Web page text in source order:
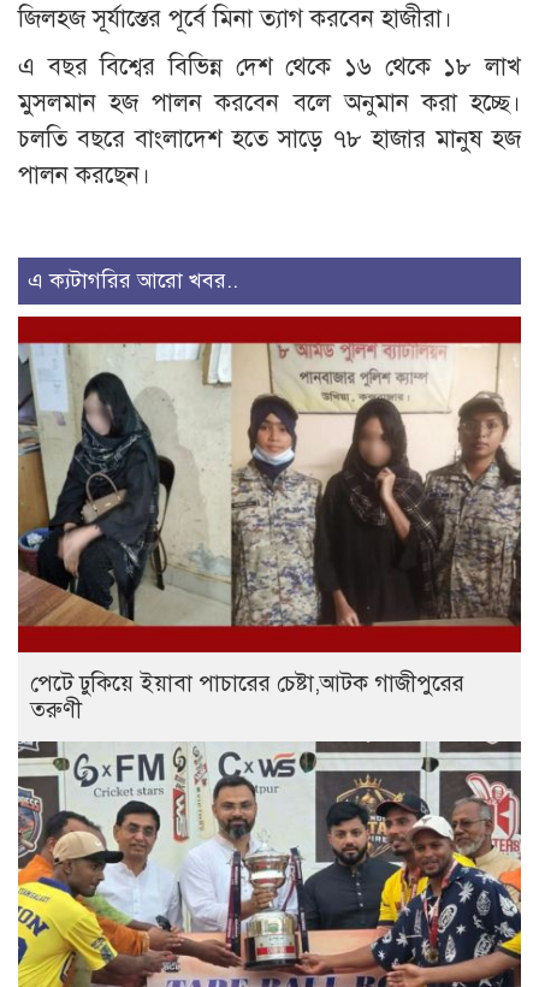
জিলহজ সূর্যাস্তের পূর্বে মিনা ত্যাগ করবেন হাজীরা।
এ বছর বিশ্বের বিভিন্ন দেশ থেকে ১৬ থেকে ১৮ লাখ
মুসলমান হজ পালন করবেন বলে অনুমান করা হচ্ছে।
চলতি বছরে বাংলাদেশ হতে সাড়ে ৭৮ হাজার মানুষ হজ
পালন করছেন।
এ ক্যটাগরির আরো খবর..
পেটে ঢুকিয়ে ইয়াবা পাচারের চেষ্টা,আটক গাজীপুরের
তরুণী